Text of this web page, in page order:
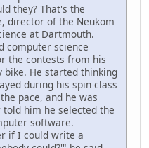
they? That's the
director of the Neukom
at Dartmouth.
computer science
the contests from his
He started thinking
during his spin class
pace, and he was
him he selected the
software.
if I could write a